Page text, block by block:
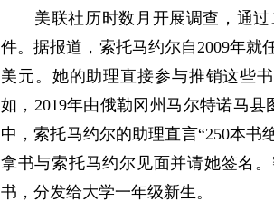
美联社历时数月开展调查，通过
件。据报道，索托马约尔自2009年就
美元。她的助理直接参与推销这些
如，2019年由俄勒冈州马尔特诺马
中，索托马约尔的助理直言“250本书
拿书与索托马约尔见面并请她签名
书，分发给大学一年级新生。